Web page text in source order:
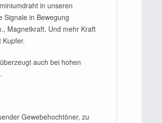
in unseren
Signale in Bewegung
Magnetkraft. Und mehr Kraft
auch bei hohen
Gewebehochtöner, zu